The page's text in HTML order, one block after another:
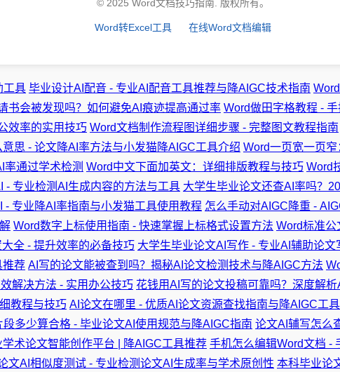
© 2025 Word文档技巧指南. 版权所有。
Word转Excel工具 在线Word文档编辑
工具 毕业设计AI配音 - 专业AI配音工具推荐与降AIGC技术指南
书会被发现吗？如何避免AI痕迹提高通过率 Word做田字格教程 -
效率的实用技巧 Word文档制作流程图详细步骤 - 完整图文教程指南
思 - 论文降AI率方法与小发猫降AIGC工具介绍 Word一页宽一页
通过学术检测 Word中文下面加英文：详细排版教程与技巧 Word
- 专业检测AI生成内容的方法与工具 大学生毕业论文还查AI率吗？
- 专业降AI率指南与小发猫工具使用教程 怎么手动对AIGC降重 -
Word数字上标使用指南 - 快速掌握上标格式设置方法 Word标准公
全 - 提升效率的必备技巧 大学生毕业论文AI写作 - 专业AI辅助论
推荐 AI写的论文能被查到吗？揭秘AI论文检测技术与降AIGC方法
解决方法 - 实用办公技巧 花钱用AI写的论文投稿可靠吗？深度解
教程与技巧 AI论文在哪里 - 优质AI论文资源查找指南与降AIGC工
多少算合格 - 毕业论文AI使用规范与降AIGC指南 论文AI辅写怎么
术论文智能创作平台 | 降AIGC工具推荐 手机怎么编辑Word文档 -
文AI相似度测试 - 专业检测论文AI生成率与学术原创性 本科毕业论